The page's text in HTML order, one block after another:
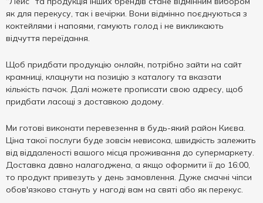
як для перекусу, так і вечірки. Вони відмінно поєднуються з
коктейлями і напоями, гамують голод і не викликають
відчуття переїдання.
Щоб придбати продукцію онлайн, потрібно зайти на сайт
крамниці, клацнути на позицію з каталогу та вказати
кількість пачок. Далі можете прописати свою адресу, щоб
придбати ласощі з доставкою додому.
Ми готові виконати перевезення в будь-який район Києва.
Ціна такої послуги буде зовсім невисока, швидкість залежить
від віддаленості вашого місця проживання до супермаркету.
Доставка давно налагоджена, а якщо оформити її до 16:00,
то продукт привезуть у день замовлення. Дуже смачні чіпси
обов'язково стануть у нагоді вам на святі або як перекус.